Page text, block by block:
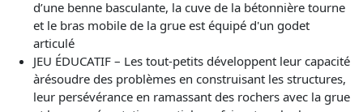
d’une benne basculante, la cuve de la bétonnière tourne
et le bras mobile de la grue est équipé d'un godet
articulé
JEU ÉDUCATIF – Les tout-petits développent leur capacité
àrésoudre des problèmes en construisant les structures,
leur persévérance en ramassant des rochers avec la grue